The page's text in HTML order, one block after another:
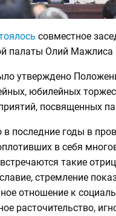
совместное
палаты Олий Мажлиса
утверждено
юбилейных
посвященных
в последние годы в
в себя
такие
стремление
отношение к
расточительство,